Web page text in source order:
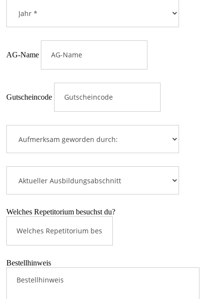
AG-Name
Gutscheincode
Welches Repetitorium besuchst du?
Bestellhinweis